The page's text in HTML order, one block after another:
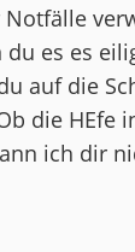
du es es
auf die
die HEfe
ich dir